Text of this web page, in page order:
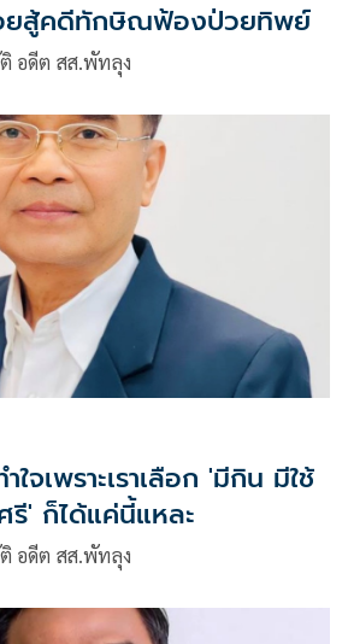
ยสู้คดีทักษิณฟ้องป่วยทิพย์
อดีต สส.พัทลุง
จเพราะเราเลือก 'มีกิน มีใช้
' ก็ได้แค่นี้แหละ
อดีต สส.พัทลุง